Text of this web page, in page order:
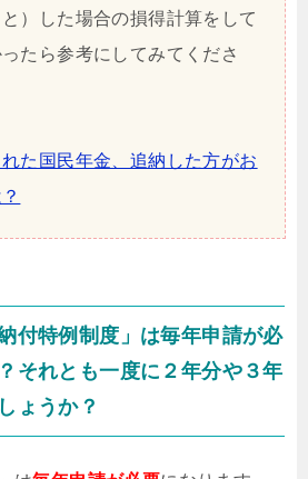
）した場合の損得計算をして
たら参考にしてみてくださ
た国民年金、追納した方がお
付特例制度」は毎年申請が必
それとも一度に２年分や３年
ょうか？